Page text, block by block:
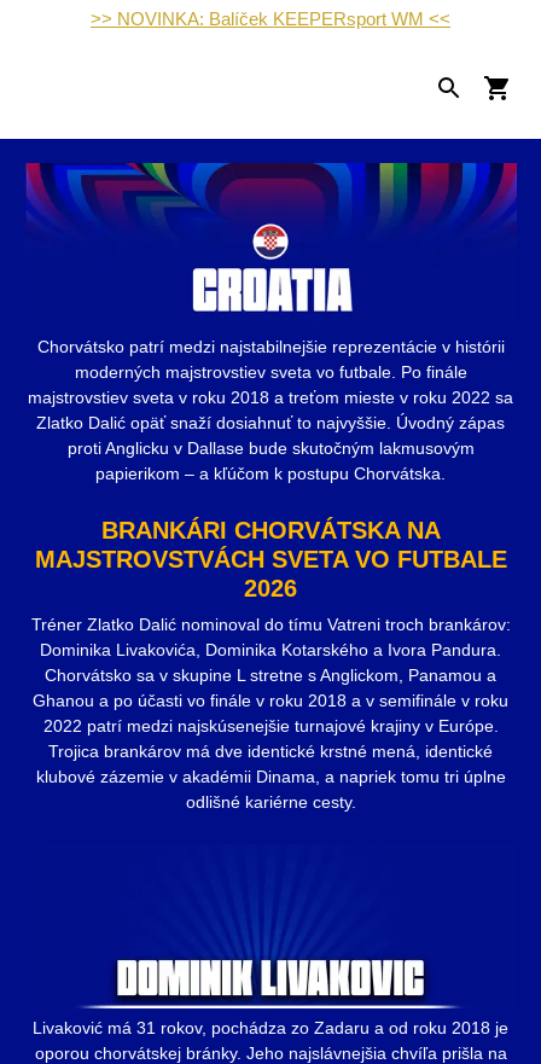
>> NOVINKA: Balíček KEEPERsport WM <<
Chorvátsko patrí medzi najstabilnejšie reprezentácie v histórii
moderných majstrovstiev sveta vo futbale. Po finále
majstrovstiev sveta v roku 2018 a treťom mieste v roku 2022 sa
Zlatko Dalić opäť snaží dosiahnuť to najvyššie. Úvodný zápas
proti Anglicku v Dallase bude skutočným lakmusovým
papierikom – a kľúčom k postupu Chorvátska.
BRANKÁRI CHORVÁTSKA NA
MAJSTROVSTVÁCH SVETA VO FUTBALE
2026
Tréner Zlatko Dalić nominoval do tímu Vatreni troch brankárov:
Dominika Livakovića, Dominika Kotarského a Ivora Pandura.
Chorvátsko sa v skupine L stretne s Anglickom, Panamou a
Ghanou a po účasti vo finále v roku 2018 a v semifinále v roku
2022 patrí medzi najskúsenejšie turnajové krajiny v Európe.
Trojica brankárov má dve identické krstné mená, identické
klubové zázemie v akadémii Dinama, a napriek tomu tri úplne
odlišné kariérne cesty.
Livaković má 31 rokov, pochádza zo Zadaru a od roku 2018 je
oporou chorvátskej bránky. Jeho najslávnejšia chvíľa prišla na